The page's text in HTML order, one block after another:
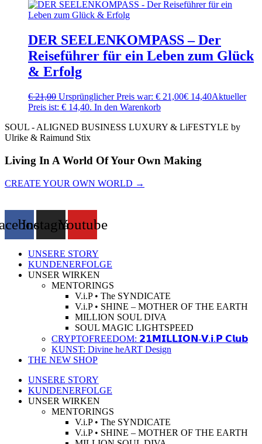
DER SEELENKOMPASS – Der
Reiseführer für ein Leben zum Glück
& Erfolg
€21,00 Ursprünglicher Preis war: € 21,00€ 14,40Aktueller
Preis ist: € 14,40. In den Warenkorb
SOUL - ALIGNED BUSINESS LUXURY & LiFESTYLE by
Ulrike & Raimund Stix
Living In A World Of Your Own Making
CREATE YOUR OWN WORLD →
InstagramYoutube
UNSERE STORY
KUNDENERFOLGE
UNSER WIRKEN
MENTORINGS
V.i.P • The SYNDICATE
V.i.P • SHINE – MOTHER OF THE EARTH
MILLION SOUL DIVA
SOUL MAGIC LIGHTSPEED
CRYPTOFREEDOM: 𝟮𝟭𝗠𝗜𝗟𝗟𝗜𝗢𝗡-𝗩.𝗶.𝗣 𝗖𝗹𝘂𝗯
KUNST: Divine heART Design
THE NEW SHOP
UNSERE STORY
KUNDENERFOLGE
UNSER WIRKEN
MENTORINGS
V.i.P • The SYNDICATE
V.i.P • SHINE – MOTHER OF THE EARTH